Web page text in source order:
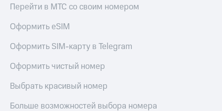
Перейти в МТС со своим номером
Оформить eSIM
Оформить SIM-карту в Telegram
Оформить чистый номер
Выбрать красивый номер
Больше возможностей выбора номера